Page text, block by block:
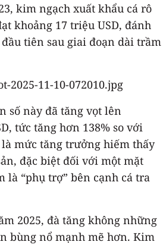
kim ngạch xuất khẩu cá rô
khoảng 17 triệu USD, đánh
tiên sau giai đoạn dài trầm
số này đã tăng vọt lên
tức tăng hơn 138% so với
mức tăng trưởng hiếm thấy
đặc biệt đối với một mặt
là “phụ trợ” bên cạnh cá tra
2025, đà tăng không những
bùng nổ mạnh mẽ hơn. Kim